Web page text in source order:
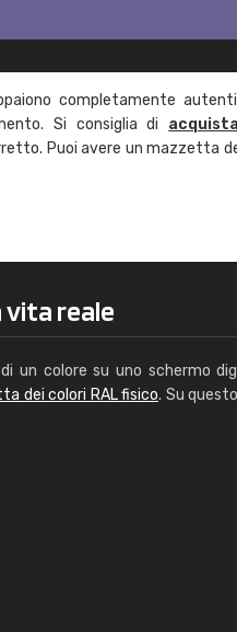
completamente
Si consiglia di
Puoi avere un mazzetta
vita reale
un colore su uno schermo
dei colori RAL fisico. Su
Caterina Maifredi